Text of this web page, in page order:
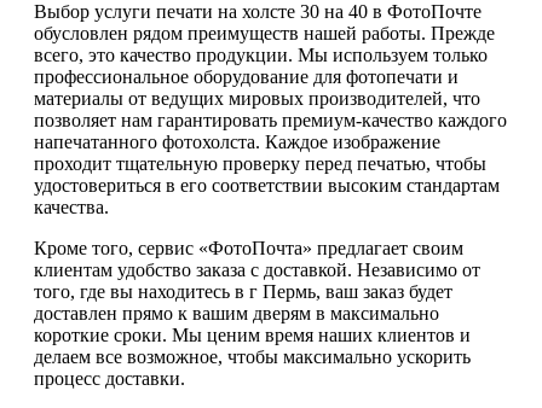
Выбор услуги печати на холсте 30 на 40 в ФотоПочте
обусловлен рядом преимуществ нашей работы. Прежде
всего, это качество продукции. Мы используем только
профессиональное оборудование для фотопечати и
материалы от ведущих мировых производителей, что
позволяет нам гарантировать премиум-качество каждого
напечатанного фотохолста. Каждое изображение
проходит тщательную проверку перед печатью, чтобы
удостовериться в его соответствии высоким стандартам
качества.
Кроме того, сервис «ФотоПочта» предлагает своим
клиентам удобство заказа с доставкой. Независимо от
того, где вы находитесь в г Пермь, ваш заказ будет
доставлен прямо к вашим дверям в максимально
короткие сроки. Мы ценим время наших клиентов и
делаем все возможное, чтобы максимально ускорить
процесс доставки.